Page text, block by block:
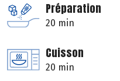
Préparation
20 min
Cuisson
20 min